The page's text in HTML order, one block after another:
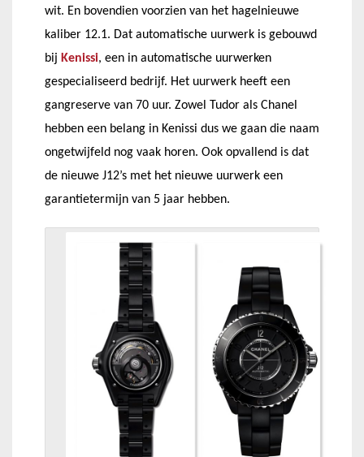
wit. En bovendien voorzien van het hagelnieuwe
kaliber 12.1. Dat automatische uurwerk is gebouwd
bij Kenissi, een in automatische uurwerken
gespecialiseerd bedrijf. Het uurwerk heeft een
gangreserve van 70 uur. Zowel Tudor als Chanel
hebben een belang in Kenissi dus we gaan die naam
ongetwijfeld nog vaak horen. Ook opvallend is dat
de nieuwe J12’s met het nieuwe uurwerk een
garantietermijn van 5 jaar hebben.